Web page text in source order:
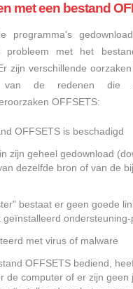
met een bestand
met het
zijn verschillende
van de redenen die
OFFSETS:
OFFSETS is beschadigd
zijn geheel gedownload
dezelfde bron of van de
bestaat er geen goede
geïnstalleerd
met virus of malware
OFFSETS bediend,
de computer of er zijn geen